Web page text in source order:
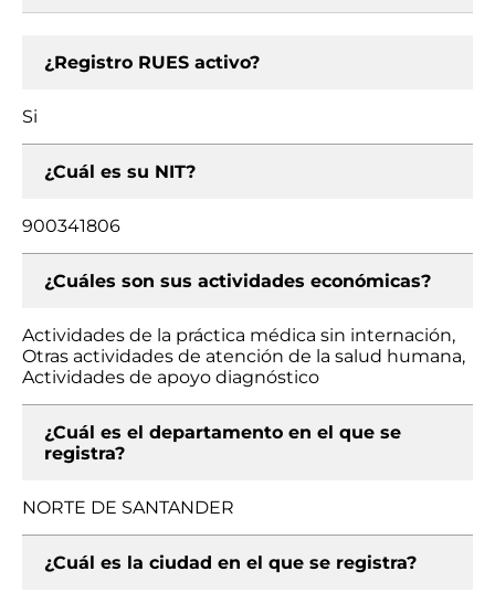
¿Registro RUES activo?
Si
¿Cuál es su NIT?
900341806
¿Cuáles son sus actividades económicas?
Actividades de la práctica médica sin internación,
Otras actividades de atención de la salud humana,
Actividades de apoyo diagnóstico
¿Cuál es el departamento en el que se
registra?
NORTE DE SANTANDER
¿Cuál es la ciudad en el que se registra?